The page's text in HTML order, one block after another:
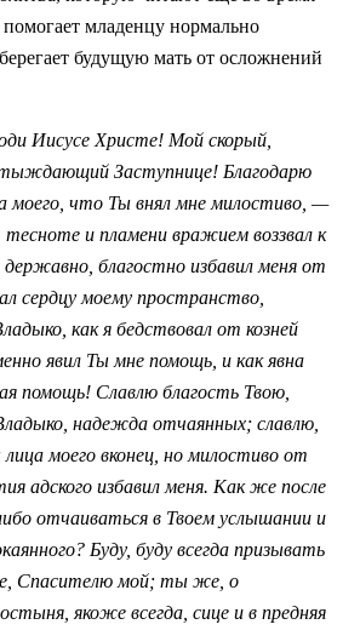
младенцу нормально
будущую мать от осложнений
Иисусе Христе! Мой скорый,
Заступнице! Благодарю
моего, что Ты внял мне милостиво, —
тесноте и пламени вражием воззвал к
благостно избавил меня от
сердцу моему пространство,
как я бедствовал от козней
явил Ты мне помощь, и как явна
помощь! Славлю благость Твою,
надежда отчаянных; славлю,
моего вконец, но милостиво от
адского избавил меня. Как же после
отчаиваться в Твоем услышании и
Буду, буду всегда призывать
Спасителю мой; ты же, о
якоже всегда, сице и в предняя